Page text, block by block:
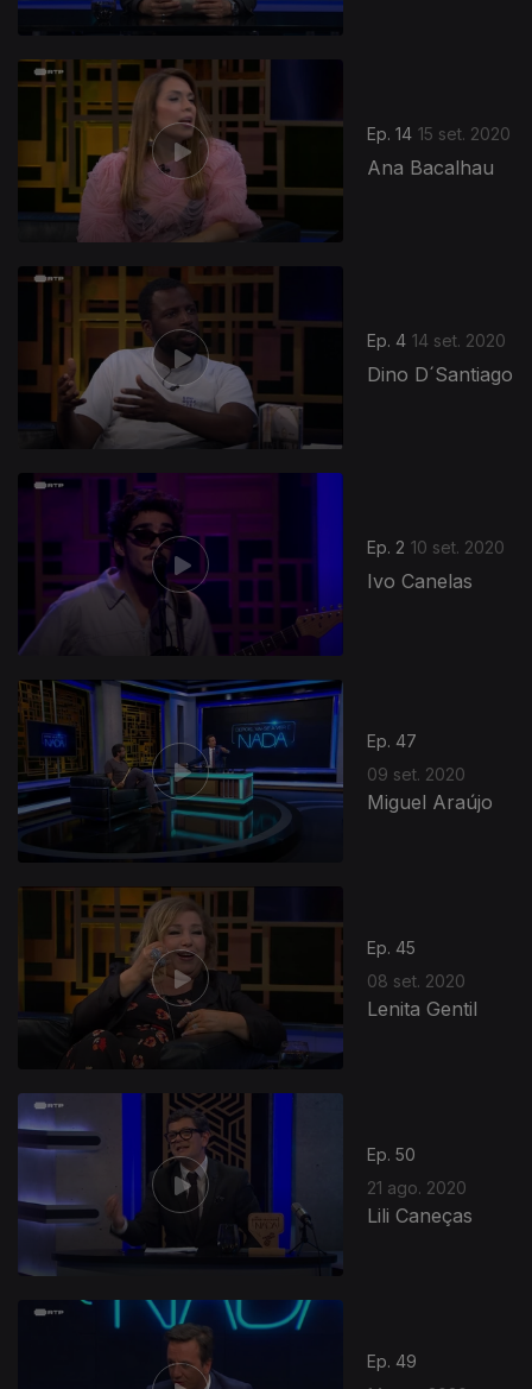
Ep. 14 15 set. 2020
Ana Bacalhau
Ep. 4 14 set. 2020
Dino D´Santiago
Ep. 2 10 set. 2020
Ivo Canelas
Ep. 47
09 set. 2020
Miguel Araújo
492250
Ep. 45
08 set. 2020
Lenita Gentil
Ep. 50
21 ago. 2020
Lili Caneças
Ep. 49